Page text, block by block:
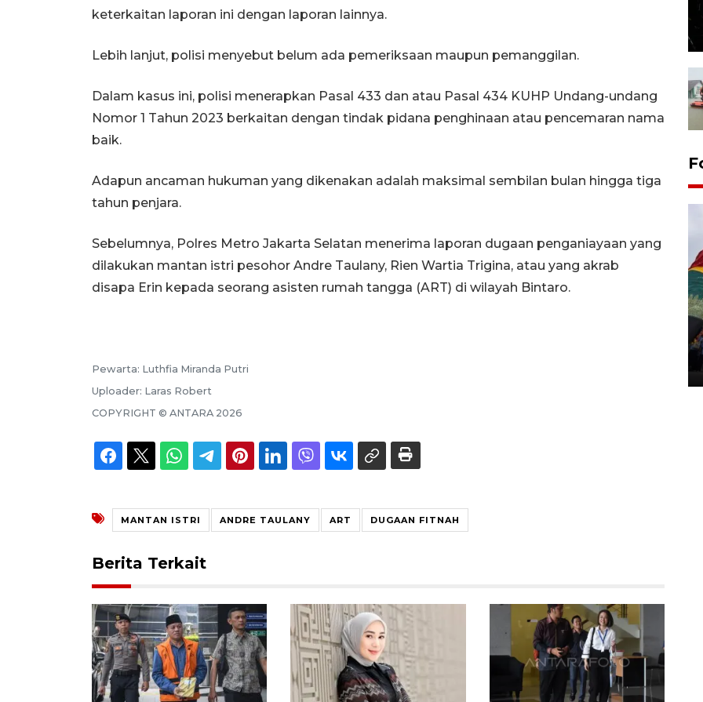
keterkaitan laporan ini dengan laporan lainnya.
Lebih lanjut, polisi menyebut belum ada pemeriksaan maupun pemanggilan.
Dalam kasus ini, polisi menerapkan Pasal 433 dan atau Pasal 434 KUHP Undang-undang
Nomor 1 Tahun 2023 berkaitan dengan tindak pidana penghinaan atau pencemaran nama
baik.
Adapun ancaman hukuman yang dikenakan adalah maksimal sembilan bulan hingga tiga
tahun penjara.
Sebelumnya, Polres Metro Jakarta Selatan menerima laporan dugaan penganiayaan yang
dilakukan mantan istri pesohor Andre Taulany, Rien Wartia Trigina, atau yang akrab
disapa Erin kepada seorang asisten rumah tangga (ART) di wilayah Bintaro.
Pewarta: Luthfia Miranda Putri
Uploader: Laras Robert
COPYRIGHT © ANTARA 2026
MANTAN ISTRI ANDRE TAULANY ART DUGAAN FITNAH
Berita Terkait